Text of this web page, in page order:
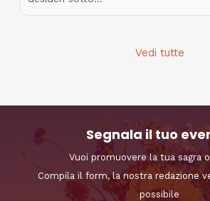
Vedi tutte
Segnala il tuo
Vuoi promuovere la tua sagra
Compila il form, la nostra redazione
possibile